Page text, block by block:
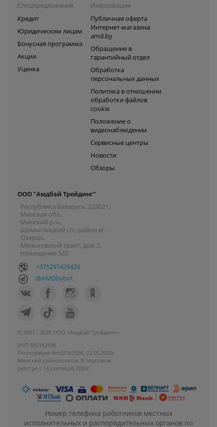
Спецпредложения
Кредит
Юридическим лицам
Бонусная программа
Акции
Уценка
Информация
Публичная оферта
Интернет-магазина
amd.by
Обращение в
гарантийный отдел
Обработка
персональных данных
Политика в отношении
обработки файлов
cookie
Положение о
видеонаблюдении
Сервисные центры
Новости
Обзоры
ООО "Амдбай Трейдинг"
Республика Беларусь, 223021,
Минская обл.,
Минский р-н.,
Щомыслицкий с/с, район аг.
Озерцо,
Меньковский тракт, дом 2,
помещение 533
+375297429429
@AMDbybot
© 2007 - 2026 ООО «Амдбай Трейдинг»
УНП 692162598
Регистрация №692162598, 22.05.2020г.
Минский райисполком. В торговом
реестре с 14 сентября 2020г.
Номер телефона работников местных
исполнительных и распорядительных органов по